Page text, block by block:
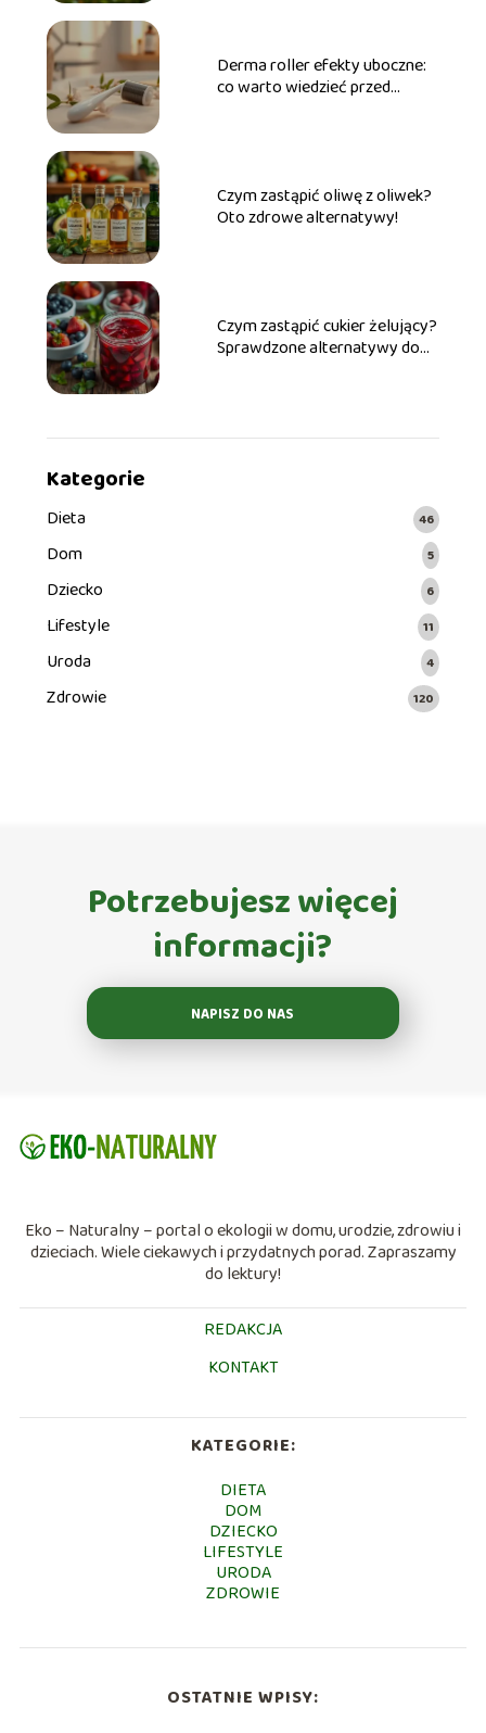
Derma roller efekty uboczne:
co warto wiedzieć przed
Czym zastąpić oliwę z oliwek?
Oto zdrowe alternatywy!
Czym zastąpić cukier żelujący?
Sprawdzone alternatywy do
Kategorie
Dieta 46
Dom 5
Dziecko 6
Lifestyle 11
Uroda 4
Zdrowie 120
Potrzebujesz więcej
informacji?
NAPISZ DO NAS
Eko – Naturalny – portal o ekologii w domu, urodzie, zdrowiu i
dzieciach. Wiele ciekawych i przydatnych porad. Zapraszamy
do lektury!
REDAKCJA
KONTAKT
KATEGORIE:
DIETA
DOM
DZIECKO
LIFESTYLE
URODA
ZDROWIE
OSTATNIE WPISY: